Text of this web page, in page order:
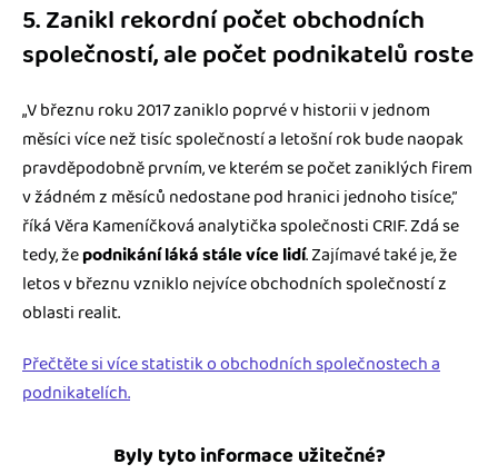
5. Zanikl rekordní počet obchodních
společností, ale počet podnikatelů roste
„V březnu roku 2017 zaniklo poprvé v historii v jednom
měsíci více než tisíc společností a letošní rok bude naopak
pravděpodobně prvním, ve kterém se počet zaniklých firem
v žádném z měsíců nedostane pod hranici jednoho tisíce,”
říká Věra Kameníčková analytička společnosti CRIF. Zdá se
tedy, žepodnikání láká stále více lidí. Zajímavé také je, že
letos v březnu vzniklo nejvíce obchodních společností z
oblasti realit.
Přečtěte si více statistik o obchodních společnostech a
podnikatelích.
Byly tyto informace užitečné?